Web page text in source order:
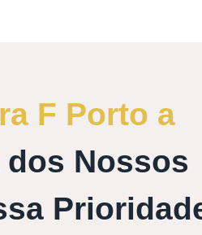
F Porto a
Nossos